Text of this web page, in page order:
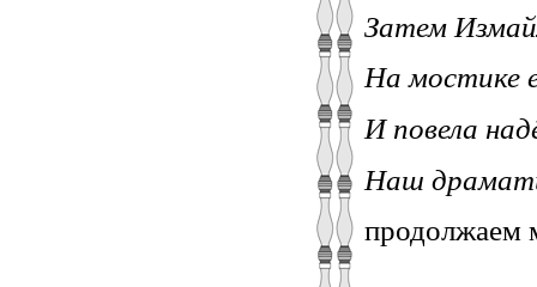
Затем
На мостике
И повела
Наш
продолжаем